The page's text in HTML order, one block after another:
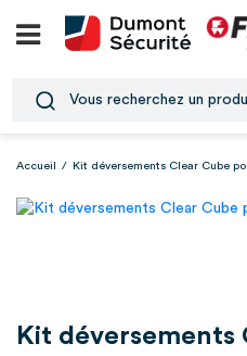
Accueil / Kit déversements Clear Cube
Kit déversements